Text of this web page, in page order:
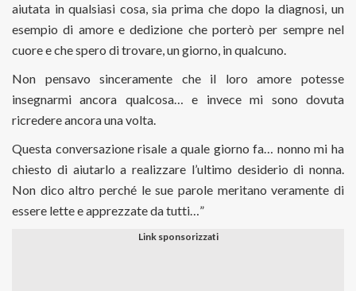
aiutata in qualsiasi cosa, sia prima che dopo la diagnosi, un
esempio di amore e dedizione che porterò per sempre nel
cuore e che spero di trovare, un giorno, in qualcuno.
Non pensavo sinceramente che il loro amore potesse
insegnarmi ancora qualcosa… e invece mi sono dovuta
ricredere ancora una volta.
Questa conversazione risale a quale giorno fa… nonno mi ha
chiesto di aiutarlo a realizzare l’ultimo desiderio di nonna.
Non dico altro perché le sue parole meritano veramente di
essere lette e apprezzate da tutti…”